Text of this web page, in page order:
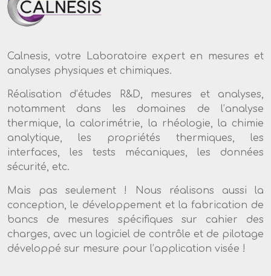
Calnesis, votre Laboratoire expert en mesures et
analyses physiques et chimiques.
Réalisation d’études R&D, mesures et analyses,
notamment dans les domaines de l’analyse
thermique, la calorimétrie, la rhéologie, la chimie
analytique, les propriétés thermiques, les
interfaces, les tests mécaniques, les données
sécurité, etc.
Mais pas seulement ! Nous réalisons aussi la
conception, le développement et la fabrication de
bancs de mesures spécifiques sur cahier des
charges, avec un logiciel de contrôle et de pilotage
développé sur mesure pour l’application visée !